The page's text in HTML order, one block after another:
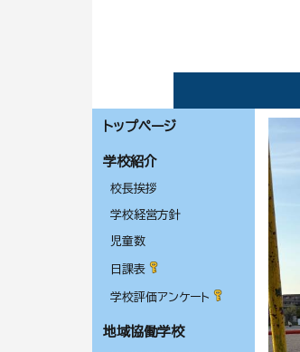
トップページ
学校紹介
校長挨拶
学校経営方針
児童数
日課表
学校評価アンケート
地域協働学校